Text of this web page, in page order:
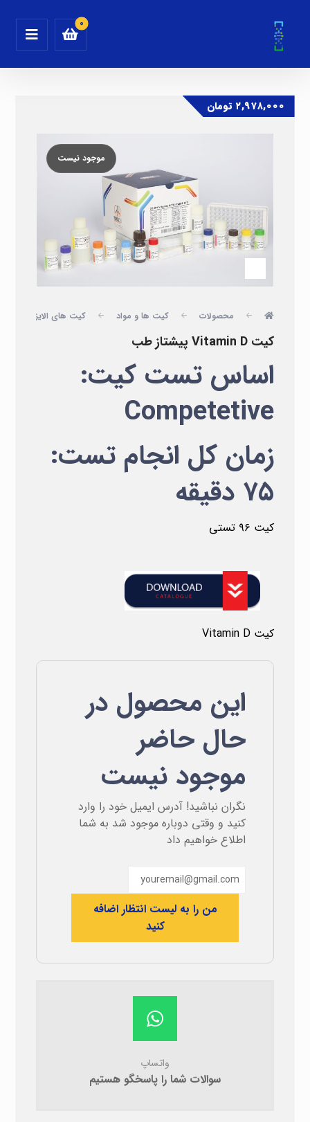
موجود نیست
محصولات کیت ها و مواد کیت های الایزا
کیت Vitamin D پیشتاز طب
۲,۹۷۸,۰۰۰ تومان
اساس تست کیت:
Competetive
زمان کل انجام تست:
۷۵ دقیقه
کیت ۹۶ تستی
کیت Vitamin D
این محصول در
حال حاضر
موجود نیست
نگران نباشید! آدرس ایمیل خود را وارد
کنید و وقتی دوباره موجود شد به شما
اطلاع خواهیم داد
من را به لیست انتظار اضافه
کنید
واتساپ
سوالات شما را پاسخگو هستیم